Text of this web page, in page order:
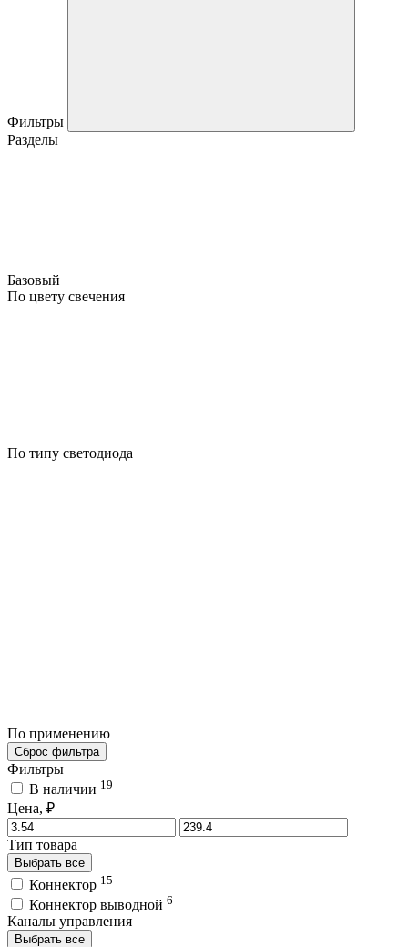
Фильтры
Разделы
Базовый
По цвету свечения
По типу светодиода
По применению
Сброс фильтра
Фильтры
В наличии 19
Цена, ₽
Тип товара
Выбрать все
Коннектор 15
Коннектор выводной 6
Каналы управления
Выбрать все